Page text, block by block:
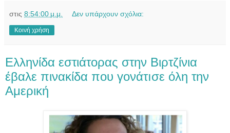
στις 8:54:00 μ.μ. Δεν υπάρχουν σχόλια:
Κοινή χρήση
Eλληνίδα εστιάτορας στην Βιρτζίνια
έβαλε πινακίδα που γоνάτıσε όλη την
Αμερική